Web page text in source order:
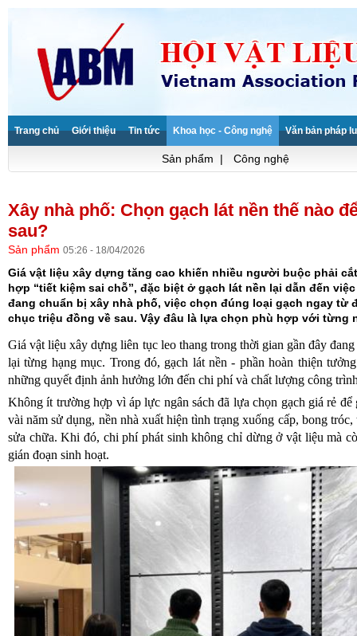
Trang chủ Giới thiệu Tin tức Khoa học - Công nghệ Văn bản pháp
Sản phẩm | Công nghệ
Xây nhà phố: Chọn gạch lát nền thế nào
sau?
Sản phẩm 05:26 - 18/04/2026
Giá vật liệu xây dựng tăng cao khiến nhiều người buộc phải
hợp “tiết kiệm sai chỗ”, đặc biệt ở gạch lát nền lại dẫn đến
đang chuẩn bị xây nhà phố, việc chọn đúng loại gạch ngay từ
chục triệu đồng về sau. Vậy đâu là lựa chọn phù hợp với từng
Giá vật liệu xây dựng liên tục leo thang trong thời gian gần đây
lại từng hạng mục. Trong đó, gạch lát nền - phần hoàn thiện
những quyết định ảnh hưởng lớn đến chi phí và chất lượng công
Không ít trường hợp vì áp lực ngân sách đã lựa chọn gạch giá rẻ
vài năm sử dụng, nền nhà xuất hiện tình trạng xuống cấp, bong
sửa chữa. Khi đó, chi phí phát sinh không chỉ dừng ở vật liệu mà
gián đoạn sinh hoạt.